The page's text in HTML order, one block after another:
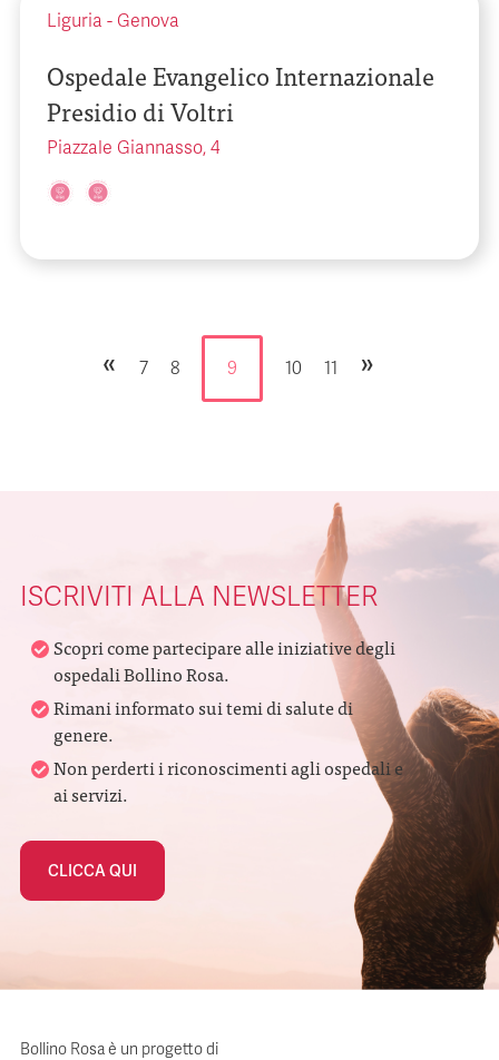
Liguria - Genova
Ospedale Evangelico Internazionale
Presidio di Voltri
Piazzale Giannasso, 4
« 7 8 9 10 11 »
ISCRIVITI ALLA NEWSLETTER
Scopri come partecipare alle iniziative degli
ospedali Bollino Rosa.
Rimani informato sui temi di salute di
genere.
Non perderti i riconoscimenti agli ospedali e
ai servizi.
CLICCA QUI
Bollino Rosa è un progetto di